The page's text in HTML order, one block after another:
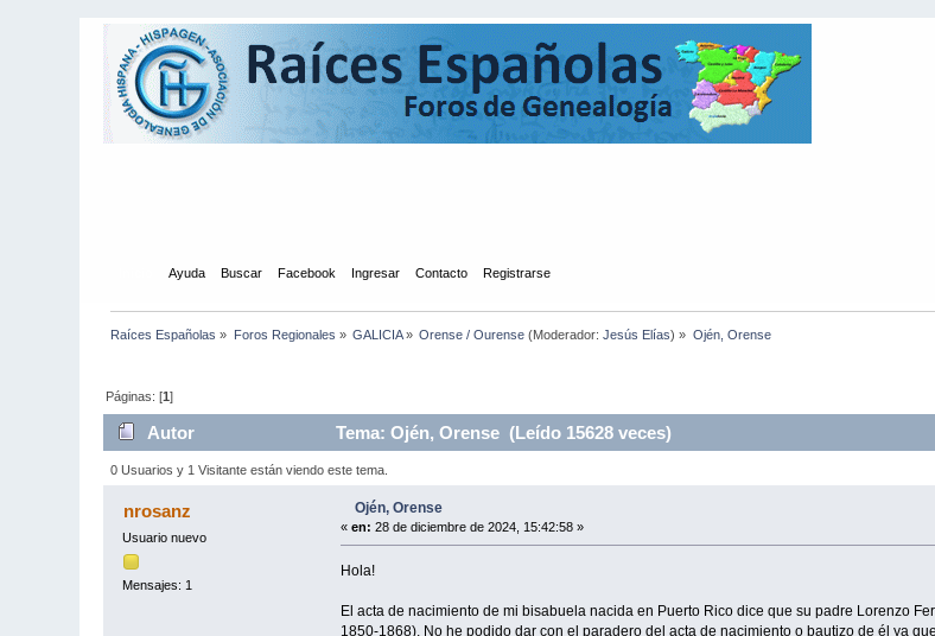
Ayuda Buscar Facebook Ingresar Contacto Registrarse
Raíces Españolas » Foros Regionales » GALICIA» Orense / Ourense (Moderador:Jesús Elías) » Ojén, Orense
Páginas: [1]
Autor Tema: Ojén, Orense (Leído 15628 veces)
0 Usuarios y 1 Visitante están viendo este tema.
nrosanz
Usuario nuevo
Mensajes: 1
Ojén, Orense
« en: 28 de diciembre de 2024, 15:42:58 »
Hola!
El acta de nacimiento de mi bisabuela nacida en Puerto Rico dice que su padre Lorenzo
1850-1868). No he podido dar con el paradero del acta de nacimiento o bautizo de él ya